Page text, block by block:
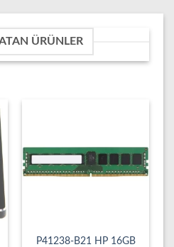
ÜRÜNLER
P41238-B21 HP 16GB